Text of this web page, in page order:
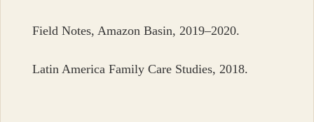
Field Notes, Amazon Basin, 2019–2020.
Latin America Family Care Studies, 2018.